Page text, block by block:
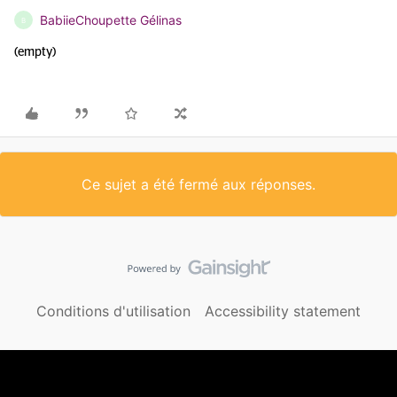
B BabiieChoupette Gélinas
(empty)
Ce sujet a été fermé aux réponses.
Conditions d'utilisation Accessibility statement